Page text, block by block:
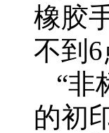
橡胶
不到
“非
的初